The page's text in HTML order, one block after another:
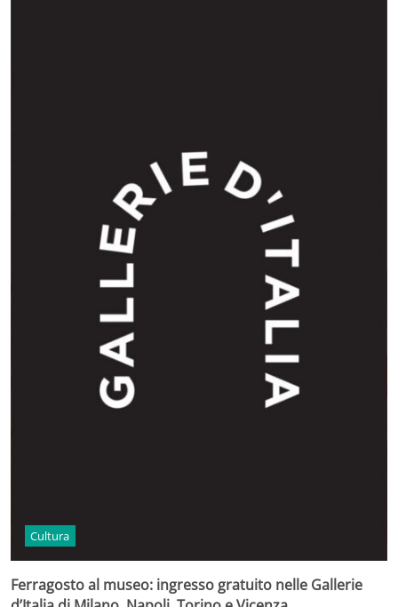
Cultura
Ferragosto al museo: ingresso gratuito nelle Gallerie